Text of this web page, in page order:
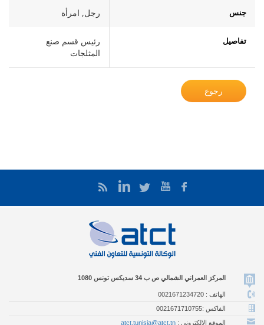
جنس رجل, امرأة
تفاصيل
رئيس قسم صنع
المثلجات
رجوع
المركز العمراني الشمالي ص ب 34 سديكس تونس 1080
الهاتف : 0021671234720
الفاكس :0021671710755
الموقع الالكتروني : atct.tunisia@atct.tn